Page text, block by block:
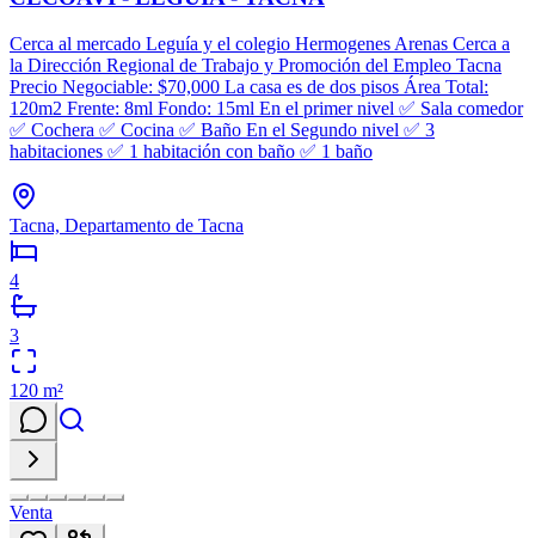
Cerca al mercado Leguía y el colegio Hermogenes Arenas Cerca a
la Dirección Regional de Trabajo y Promoción del Empleo Tacna
Precio Negociable: $70,000 La casa es de dos pisos Área Total:
120m2 Frente: 8ml Fondo: 15ml En el primer nivel ✅ Sala comedor
✅ Cochera ✅ Cocina ✅ Baño En el Segundo nivel ✅ 3
habitaciones ✅ 1 habitación con baño ✅ 1 baño
Tacna, Departamento de Tacna
4
3
120 m²
Venta